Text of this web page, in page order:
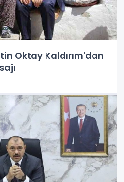
Oktay Kaldırım'dan